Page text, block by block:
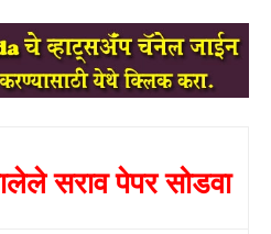
सराव पेपर सोडवा